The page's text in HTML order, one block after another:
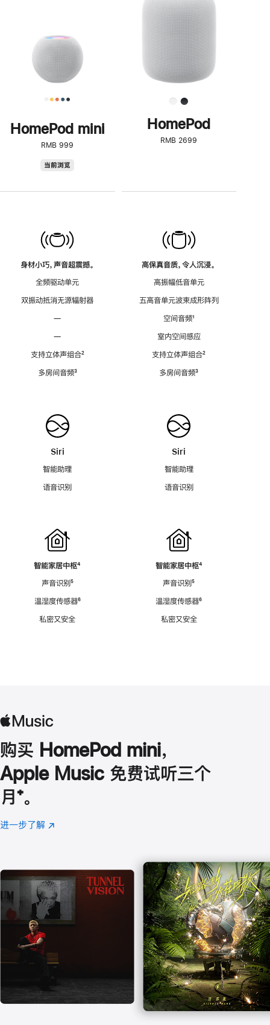
HomePod mini
RMB 999
当前浏览
身材小巧，声音超震撼。
全频驱动单元
双振动抵消无源辐射器
—
—
支持立体声组合脚
²
多房间音频脚
³
Siri
智能助理
语音识别
智能家居中枢脚
⁴
声音识别脚
⁵
温湿度传感器脚
⁶
私密又安全
了
解
HomePod<
HomePod
RMB 2699
高保真音质，令人沉浸。
高振幅低音单元
五高音单元波束成形阵列
空间音频脚
¹
室内空间感应
支持立体声组合脚
²
多房间音频脚
³
Siri
智能助理
语音识别
智能家居中枢脚
⁴
声音识别脚
⁵
温湿度传感器脚
⁶
私密又安全
购买 HomePod mini，
Apple Music 免费试听三个
月 脚
注
⁺。
进一步了解 Apple
(在
口
中
打
开)